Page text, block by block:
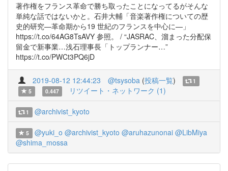
著作権をフランス革命で勝ち取ったことになってるがそんな
単純な話ではないかと。石井大輔「音楽著作権についての歴
史的研究—革命期から19 世紀のフランスを中心に—」
https://t.co/64AG8TsAVY 参照。 / “JASRAC、溜まった分配保
留金で新事業…浅石理事長「トップランナー…”
https://t.co/PWCt3PQ6jD
2019-08-12 12:44:23 @tsysoba (投稿一覧)
1
5
0.447 リツイート・ネットワーク (1)
1 @archivist_kyoto
5 @yuki_o @archivist_kyoto @aruhazunonai @LibMiya
@shima_mossa